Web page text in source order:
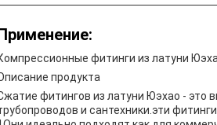
фитинги из латуни
продукта
фитингов из латуни Юэхао - это
и сантехники.эти